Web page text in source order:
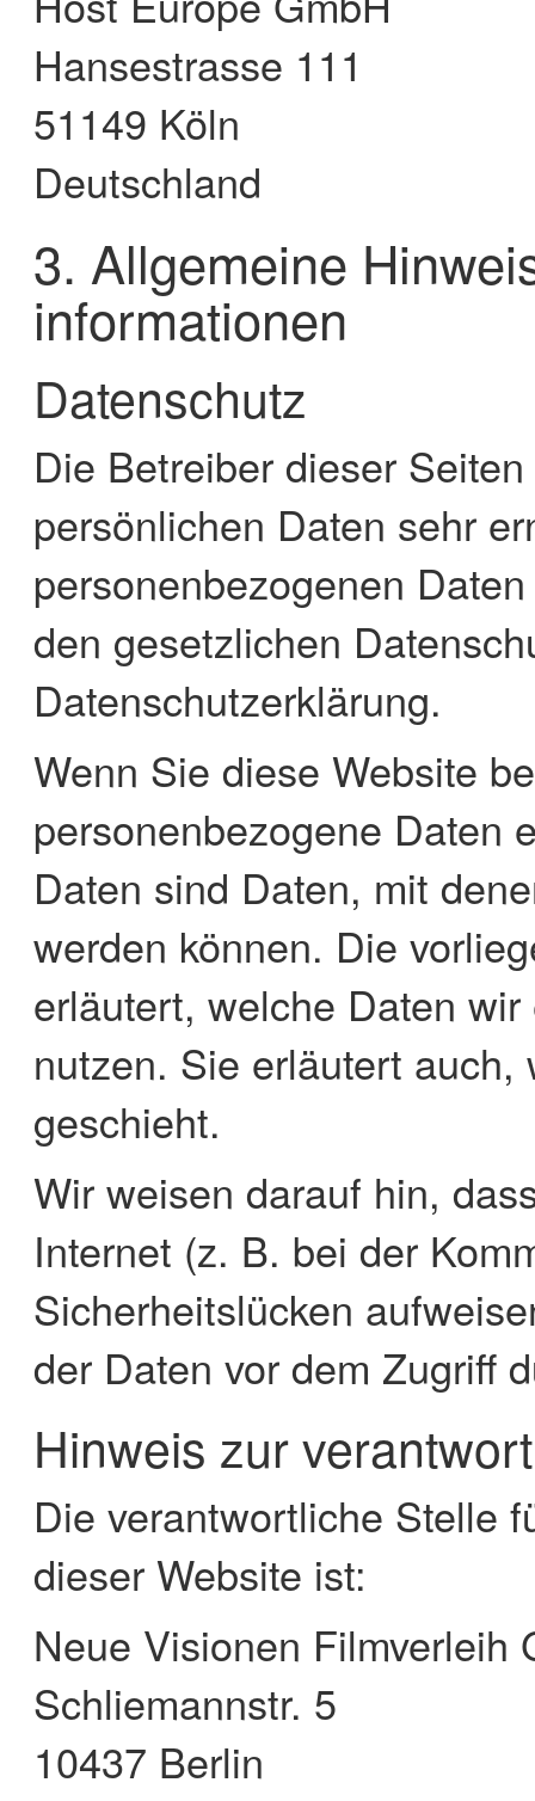
Hansestrasse 111
51149 Köln
Deutschland
3. Allgemeine
informationen
Datenschutz
Die Betreiber dieser
persönlichen Daten sehr
personenbezogenen
den gesetzlichen
Datenschutzerklärung.
Wenn Sie diese Website
personenbezogene Daten
Daten sind Daten, mit
werden können. Die
erläutert, welche Daten
nutzen. Sie erläutert
geschieht.
Wir weisen darauf hin,
Internet (z. B. bei der
Sicherheitslücken
der Daten vor dem Zugriff
Hinweis zur
Die verantwortliche Stelle
dieser Website ist:
Neue Visionen Filmverleih
Schliemannstr. 5
10437 Berlin